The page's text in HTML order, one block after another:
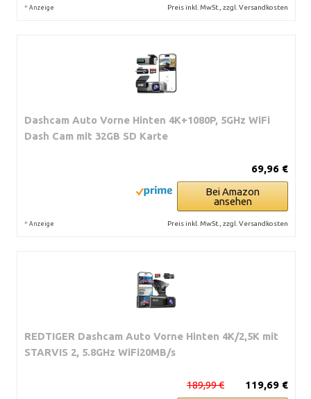
* Anzeige Preis inkl. MwSt., zzgl. Versandkosten
Dashcam Auto Vorne Hinten 4K+1080P, 5GHz WiFi
Dash Cam mit 32GB SD Karte
69,96 €
Bei Amazon
ansehen
* Anzeige Preis inkl. MwSt., zzgl. Versandkosten
REDTIGER Dashcam Auto Vorne Hinten 4K/2,5K mit
STARVIS 2, 5.8GHz WiFi20MB/s
119,69 €
189,99 €